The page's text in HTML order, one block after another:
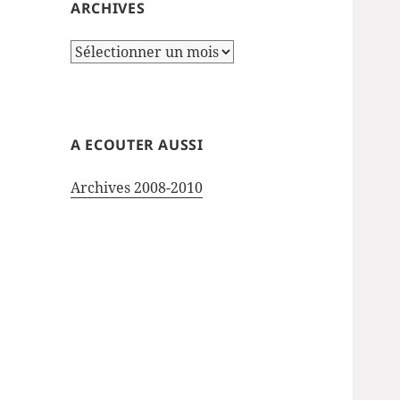
ARCHIVES
Archives
A ECOUTER AUSSI
Archives 2008-2010